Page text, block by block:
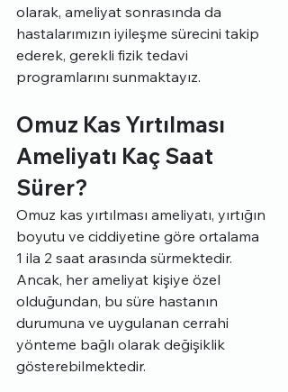
olarak, ameliyat sonrasında da
hastalarımızın iyileşme sürecini takip
ederek, gerekli fizik tedavi
programlarını sunmaktayız.
Omuz Kas Yırtılması
Ameliyatı Kaç Saat
Sürer?
Omuz kas yırtılması ameliyatı, yırtığın
boyutu ve ciddiyetine göre ortalama
1 ila 2 saat arasında sürmektedir.
Ancak, her ameliyat kişiye özel
olduğundan, bu süre hastanın
durumuna ve uygulanan cerrahi
yönteme bağlı olarak değişiklik
gösterebilmektedir.